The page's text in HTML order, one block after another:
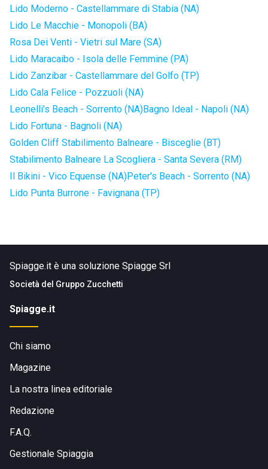
Lido Moderno - Castellammare di Stabia (NA)
Lido Le Macchie - Monopoli (BA)
Rosa Dei Venti - Vietri sul Mare (SA)
Lido Maracaibo - Isola delle Femmine (PA)
Lido Zanzibar - Castellammare del Golfo (TP)
Lido Cala Felice - Pozzuoli (NA)
Leonelli's Beach - Sorrento (NA)Bagno Ideal - Napoli (NA)
Lido Fortuna - Bagnoli (NA)
Golden Cliff Stabilimento Balneare - Bisceglie (BT)
Stabilimento Balneare La Scogliera - Santa Severa (RM)
Il Bikini - Vico Equense (NA)Peter's Beach - Sorrento (NA)
Lido Punta Burrone - Favignana (TP)
Spiagge.it è una soluzione Spiagge Srl
Società del Gruppo Zucchetti
Spiagge.it
Chi siamo
Magazine
La nostra linea editoriale
Redazione
F.A.Q.
Gestionale Spiaggia